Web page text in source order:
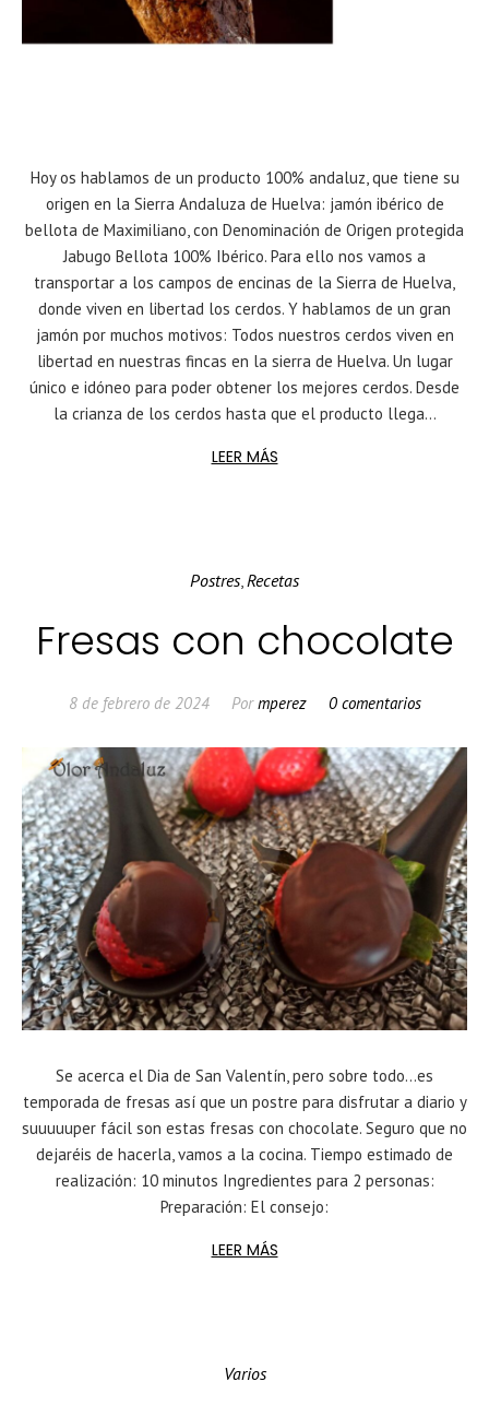
Hoy os hablamos de un producto 100% andaluz, que tiene su
origen en la Sierra Andaluza de Huelva: jamón ibérico de
bellota de Maximiliano, con Denominación de Origen protegida
Jabugo Bellota 100% Ibérico. Para ello nos vamos a
transportar a los campos de encinas de la Sierra de Huelva,
donde viven en libertad los cerdos. Y hablamos de un gran
jamón por muchos motivos: Todos nuestros cerdos viven en
libertad en nuestras fincas en la sierra de Huelva. Un lugar
único e idóneo para poder obtener los mejores cerdos. Desde
la crianza de los cerdos hasta que el producto llega...
LEER MÁS
Postres,Recetas
Fresas con chocolate
8 de febrero de 2024 Pormperez 0 comentarios
Se acerca el Dia de San Valentín, pero sobre todo…es
temporada de fresas así que un postre para disfrutar a diario y
suuuuuper fácil son estas fresas con chocolate. Seguro que no
dejaréis de hacerla, vamos a la cocina. Tiempo estimado de
realización: 10 minutos Ingredientes para 2 personas:
Preparación: El consejo:
LEER MÁS
Varios